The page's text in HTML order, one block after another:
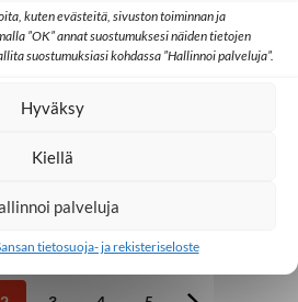
kuten evästeitä, sivuston toiminnan ja
”OK” annat suostumuksesi näiden tietojen
suostumuksiasi kohdassa ”Hallinnoi palveluja”.
Hyväksy
Kiellä
palveluja
tietosuoja- ja rekisteriseloste
uskoa
Kiina
silti valtaosa